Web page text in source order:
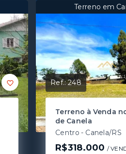
Terreno em
Ref.:248
Terreno à Venda
de Canela
Centro - Canela/RS
R$318.000 /